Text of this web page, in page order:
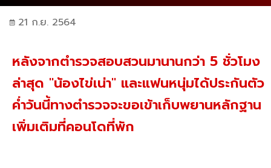
21 ก.ย. 2564
หลังจากตำรวจสอบสวนมานานกว่า 5 ชั่วโมง
ล่าสุด "น้องไข่เน่า" และแฟนหนุ่มได้ประกันตัว
ค่ำวันนี้ทางตำรวจจะขอเข้าเก็บพยานหลักฐาน
เพิ่มเติมที่คอนโดที่พัก